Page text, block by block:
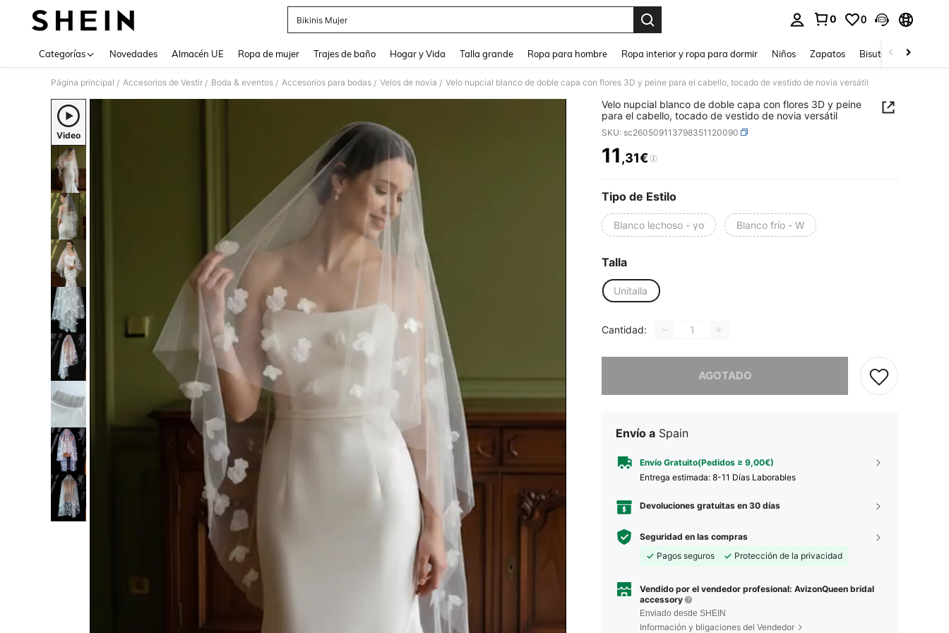
Bikinis Mujer
0 0
Categorías Novedades Almacén UE Ropa de mujer Trajes de baño Hogar y Vida Talla grande Ropa para hombre Ropa interior y ropa para dormir Niños Zapatos Bisutería Y
Página principal / Accesorios de Vestir / Boda & eventos / Accesorios para bodas / Velos de novia / Velo nupcial blanco de doble capa con flores 3D y peine para el cabello, tocado de vestido de novia versátil
Video
Velo nupcial blanco de doble capa con flores 3D y peine
para el cabello, tocado de vestido de novia versátil
SKU: sc260509113798351120090
PRICE AND AVAILABILITY
11,31€
Tipo de Estilo
Blanco lechoso - yo Blanco frío - W
Talla
Unitalla
Cantidad:
AGOTADO
Envío a Spain
Envío Gratuito(Pedidos ≥ 9,00€)
Entrega estimada: 8-11 Días Laborables
Devoluciones gratuitas en 30 días
Seguridad en las compras
Pagos seguros
Protección de la privacidad
Vendido por el vendedor profesional: AvizonQueen bridal
accessory
Enviado desde SHEIN
Información y bligaciones del Vendedor